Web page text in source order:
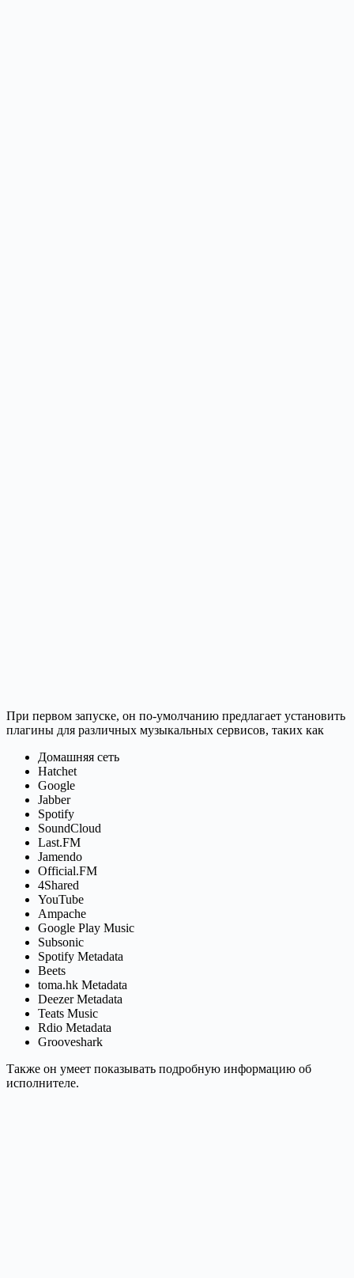
При первом запуске, он по-умолчанию предлагает установить
плагины для различных музыкальных сервисов, таких как
Домашняя сеть
Hatchet
Google
Jabber
Spotify
SoundCloud
Last.FM
Jamendo
Official.FM
4Shared
YouTube
Ampache
Google Play Music
Subsonic
Spotify Metadata
Beets
toma.hk Metadata
Deezer Metadata
Teats Music
Rdio Metadata
Grooveshark
Также он умеет показывать подробную информацию об
исполнителе.